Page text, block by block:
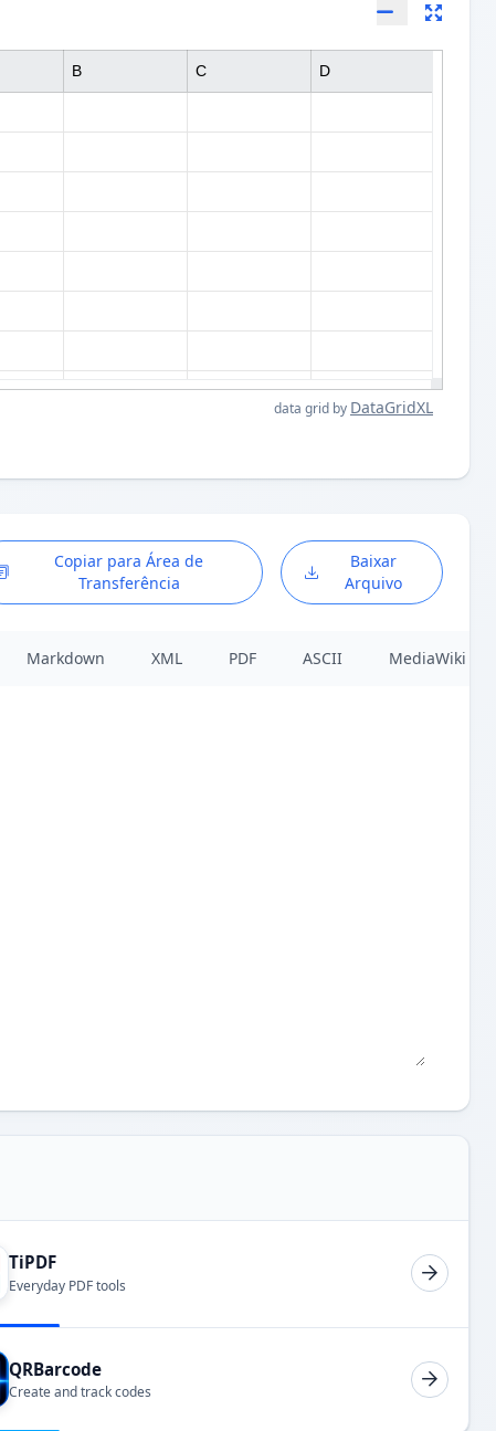
data grid by DataGridXL
B C D
Copiar para Área de
Transferência
Baixar
Arquivo
Markdown XML PDF ASCII MediaWiki
TiPDF
Everyday PDF tools
QRBarcode
Create and track codes